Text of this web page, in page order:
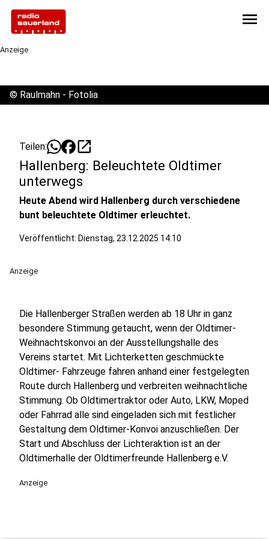
menu
Anzeige
© Raulmahn - Fotolia
Teilen: open_in_new
Hallenberg: Beleuchtete Oldtimer
unterwegs
Heute Abend wird Hallenberg durch verschiedene
bunt beleuchtete Oldtimer erleuchtet.
Veröffentlicht: Dienstag, 23.12.2025 14:10
Anzeige
Die Hallenberger Straßen werden ab 18 Uhr in ganz
besondere Stimmung getaucht, wenn der Oldtimer-
Weihnachtskonvoi an der Ausstellungshalle des
Vereins startet. Mit Lichterketten geschmückte
Oldtimer- Fahrzeuge fahren anhand einer festgelegten
Route durch Hallenberg und verbreiten weihnachtliche
Stimmung. Ob Oldtimertraktor oder Auto, LKW, Moped
oder Fahrrad alle sind eingeladen sich mit festlicher
Gestaltung dem Oldtimer-Konvoi anzuschließen. Der
Start und Abschluss der Lichteraktion ist an der
Oldtimerhalle der Oldtimerfreunde Hallenberg e.V.
Anzeige